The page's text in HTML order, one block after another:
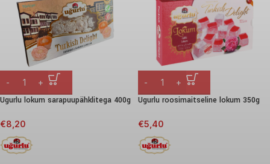
Ugurlu lokum sarapuupähklitega 400g
€8,20
Ugurlu roosimaitseline lokum 350g
€5,40